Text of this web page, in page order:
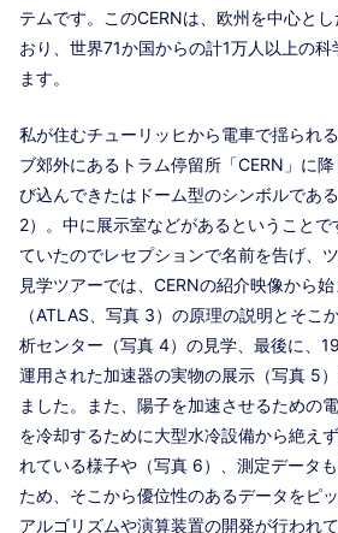
テムです。このCERNは、欧州を中心と
おり、世界71か国からの計1万人以上の
ます。
私が住むチューリッヒから電車で揺られ
ブ郊外にあるトラム停留所「CERN」に
び込んできたはドーム型のシンボルであ
2）。中に展示室などがあるということ
ていたのでレセプションで名前を告げ、
見学ツアーでは、CERNの紹介映像から
（ATLAS、写真 3）の原理の説明とそこ
析センター（写真 4）の見学、最後に、
運用された加速器の実物の展示（写真 5
ました。また、陽子を加速させるための
を冷却するために大型水冷設備から絶え
れている様子や（写真 6）、測定データ
ため、そこから優位性のあるデータをピ
アルゴリズムや演算装置の開発が行われ